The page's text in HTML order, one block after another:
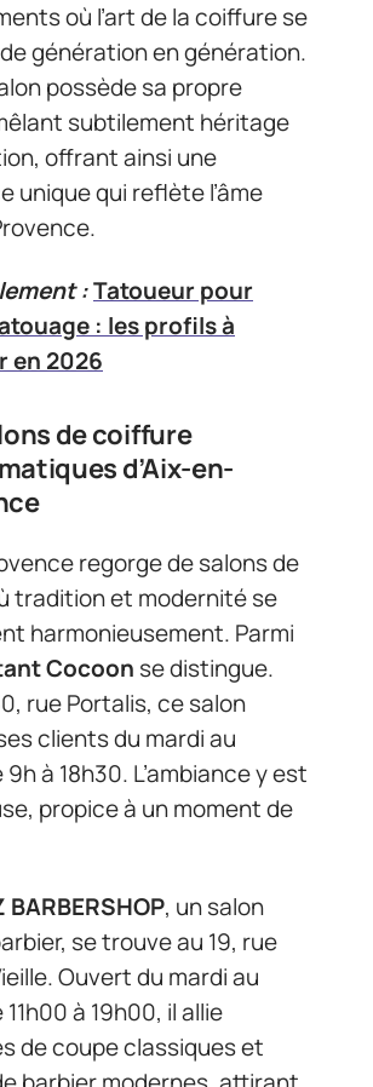
où l’art de la coiffure se
génération en génération.
possède sa propre
subtilement héritage
offrant ainsi une
unique qui reflète l’âme
:Tatoueur pour
: les profils à
en 2026
de coiffure
d’Aix-en-
regorge de salons de
tradition et modernité se
harmonieusement. Parmi
Cocoon se distingue.
rue Portalis, ce salon
clients du mardi au
à 18h30. L’ambiance y est
propice à un moment de
, un salon
se trouve au 19, rue
Ouvert du mardi au
à 19h00, il allie
de coupe classiques et